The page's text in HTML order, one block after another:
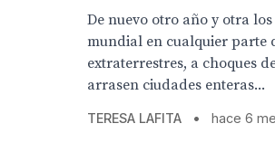
De nuevo otro año y otra
mundial en cualquier parte
extraterrestres, a choques
arrasen ciudades enteras...
TERESA LAFITA • hace 6